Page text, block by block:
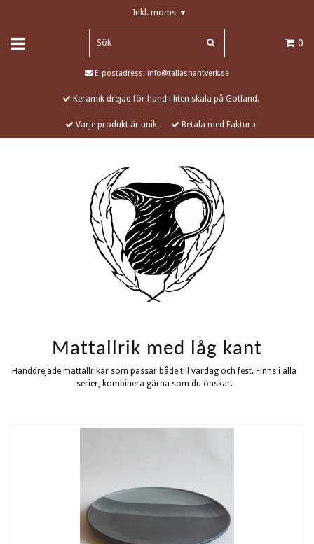
Inkl. moms ▾
0
E-postadress: info@tallashantverk.se
Keramik drejad för hand i liten skala på Gotland.
Varje produkt är unik. Betala med Faktura
Mattallrik med låg kant
Handdrejade mattallrikar som passar både till vardag och fest. Finns i alla
serier, kombinera gärna som du önskar.